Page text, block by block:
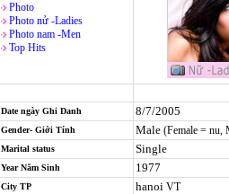
Photo
Photo nử -Ladies
Photo nam -Men
Top Hits
Date ngày Ghi Danh 8/7/2005
Gender- Giới Tính Male (Female = nu,
Marital status Single
Year Năm Sinh 1977
City TP hanoi VT